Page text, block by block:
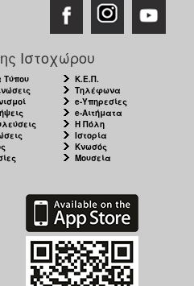
Ιστοχώρου
Τύπου
Κ.Ε.Π.
Τηλέφωνα
e-Υπηρεσίες
e-Αιτήματα
Η Πόλη
Ιστορία
Κνωσός
Μουσεία